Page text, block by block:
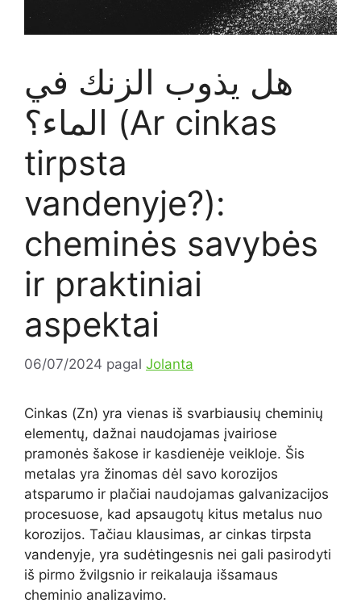
هل يذوب الزنك في
الماء؟ (Ar cinkas
tirpsta
vandenyje?):
cheminės savybės
ir praktiniai
aspektai
06/07/2024 pagal Jolanta
Cinkas (Zn) yra vienas iš svarbiausių cheminių
elementų, dažnai naudojamas įvairiose
pramonės šakose ir kasdienėje veikloje. Šis
metalas yra žinomas dėl savo korozijos
atsparumo ir plačiai naudojamas galvanizacijos
procesuose, kad apsaugotų kitus metalus nuo
korozijos. Tačiau klausimas, ar cinkas tirpsta
vandenyje, yra sudėtingesnis nei gali pasirodyti
iš pirmo žvilgsnio ir reikalauja išsamaus
cheminio analizavimo.